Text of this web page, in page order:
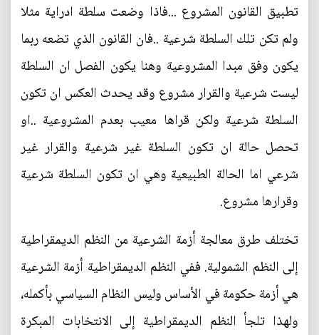
تطبيق القانون المشروع ...فاذا وضعت سلطة ادراية مثلا
ولم تكن تلك السلطة شرعية ..فان القانون الذي تضعه ربما
يكون وفق مبدا المشروعية وهنا يكون الفصل ان السلطة
ليست شرعية والقرار مشروع وقد يحدث العكس ان تكون
السلطة شرعية ولكن قراها معيب بعدم المشروعية ..او
تحصل حالة ان تكون السلطة غير شرعية والقرار غير
شرعي اما الحالة الطبيعية وهي ان تكون السلطة شرعية
وقرارها مشروع.
تختلف طرق معالجة أزمة الشرعية من النظم الديمقراطية
إلى النظم الشمولية. ففي النظم الديمقراطية أزمة الشرعية
هي أزمة حكومة في الأساس وليس النظام السياسي بأكمله،
ولهذا تلجأ النظم الديمقراطية إلى الانتخابات المبكرة